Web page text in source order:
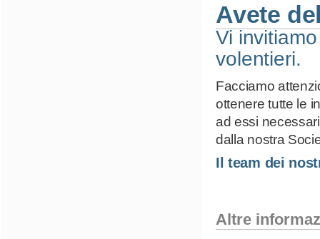
Avete
Vi
volentieri.
Facciamo
ottenere tutte le
ad essi
dalla nostra
Il team dei
Altre